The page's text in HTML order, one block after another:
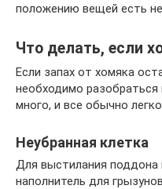
положению вещей есть
Что делать, если
Если запах от хомяка
необходимо разобраться
много, и все обычно
Неубранная клетка
Для выстилания поддона
наполнитель для